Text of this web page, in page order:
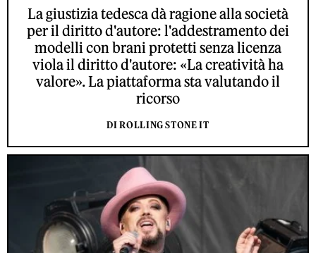
La giustizia tedesca dà ragione alla società
per il diritto d'autore: l'addestramento dei
modelli con brani protetti senza licenza
viola il diritto d'autore: «La creatività ha
valore». La piattaforma sta valutando il
ricorso
DI ROLLING STONE IT